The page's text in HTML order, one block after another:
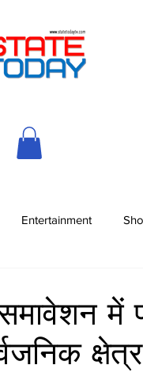
Entertainment
में